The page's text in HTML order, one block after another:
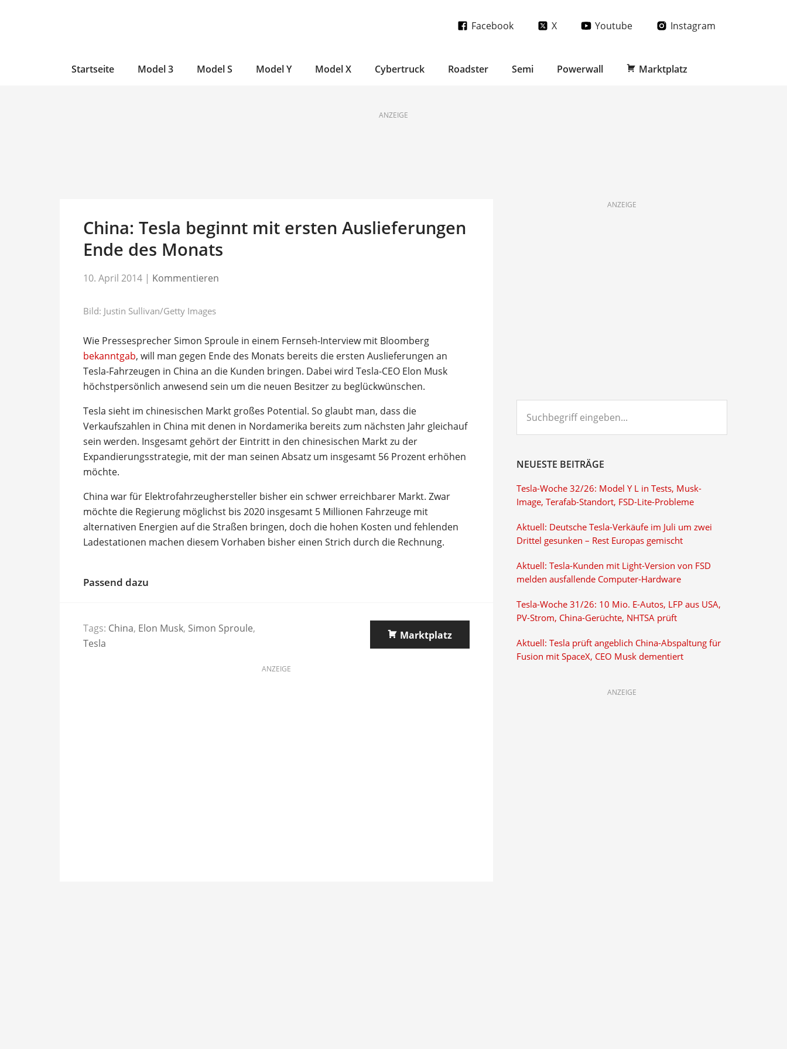
Facebook X Youtube Instagram
Startseite Model 3 Model S Model Y Model X Cybertruck Roadster Semi Powerwall Marktplatz
ANZEIGE
China: Tesla beginnt mit ersten Auslieferungen
Ende des Monats
10. April 2014 | Kommentieren
Bild: Justin Sullivan/Getty Images
Wie Pressesprecher Simon Sproule in einem Fernseh-Interview mit Bloomberg
bekanntgab, will man gegen Ende des Monats bereits die ersten Auslieferungen an
Tesla-Fahrzeugen in China an die Kunden bringen. Dabei wird Tesla-CEO Elon Musk
höchstpersönlich anwesend sein um die neuen Besitzer zu beglückwünschen.
Tesla sieht im chinesischen Markt großes Potential. So glaubt man, dass die
Verkaufszahlen in China mit denen in Nordamerika bereits zum nächsten Jahr gleichauf
sein werden. Insgesamt gehört der Eintritt in den chinesischen Markt zu der
Expandierungsstrategie, mit der man seinen Absatz um insgesamt 56 Prozent erhöhen
möchte.
China war für Elektrofahrzeughersteller bisher ein schwer erreichbarer Markt. Zwar
möchte die Regierung möglichst bis 2020 insgesamt 5 Millionen Fahrzeuge mit
alternativen Energien auf die Straßen bringen, doch die hohen Kosten und fehlenden
Ladestationen machen diesem Vorhaben bisher einen Strich durch die Rechnung.
Passend dazu
Tags: China, Elon Musk, Simon Sproule,
Tesla
Marktplatz
ANZEIGE
ANZEIGE
eingeben...
NEUESTE BEITRÄGE
Tesla-Woche 32/26: Model Y L in Tests, Musk-
Image, Terafab-Standort, FSD-Lite-Probleme
Aktuell: Deutsche Tesla-Verkäufe im Juli um zwei
Drittel gesunken – Rest Europas gemischt
Aktuell: Tesla-Kunden mit Light-Version von FSD
melden ausfallende Computer-Hardware
Tesla-Woche 31/26: 10 Mio. E-Autos, LFP aus USA,
PV-Strom, China-Gerüchte, NHTSA prüft
Aktuell: Tesla prüft angeblich China-Abspaltung für
Fusion mit SpaceX, CEO Musk dementiert
ANZEIGE